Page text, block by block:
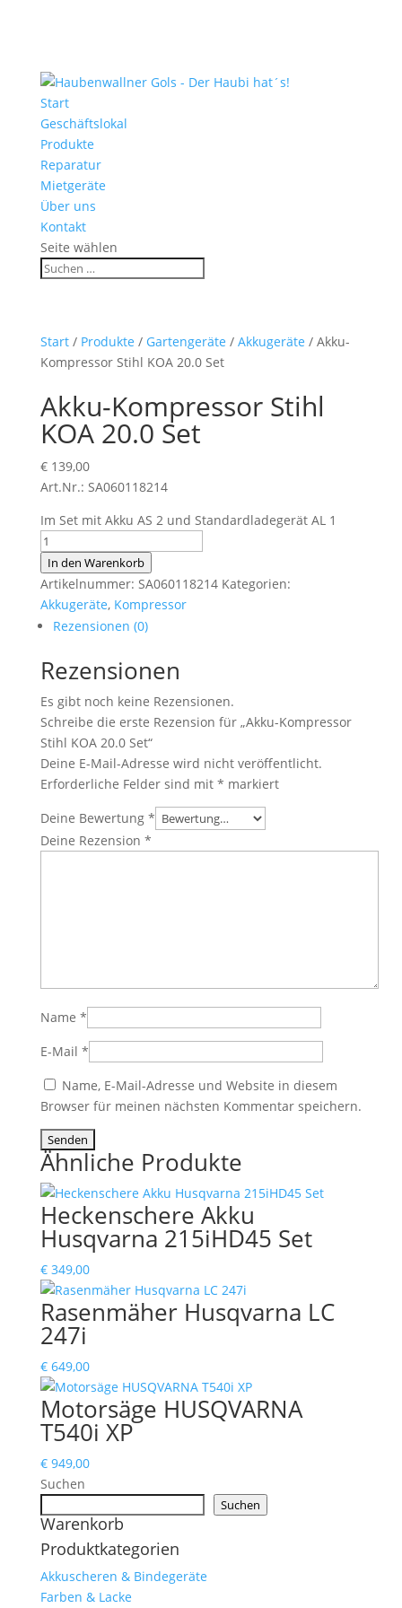
Start
Geschäftslokal
Produkte
Reparatur
Mietgeräte
Über uns
Kontakt
Seite wählen
Start/ Produkte / Gartengeräte / Akkugeräte / Akku-
Kompressor Stihl KOA 20.0 Set
Akku-Kompressor Stihl
KOA 20.0 Set
€139,00
Art.Nr.: SA060118214
Im Set mit Akku AS 2 und Standardladegerät AL 1
Akku-
Kompressor
Stihl
KOA
20.0
Menge
In den Warenkorb
Artikelnummer: SA060118214 Kategorien:
Akkugeräte, Kompressor
Rezensionen (0)
Rezensionen
Es gibt noch keine Rezensionen.
Schreibe die erste Rezension für „Akku-Kompressor
Stihl KOA 20.0 Set“
Deine E-Mail-Adresse wird nicht veröffentlicht.
Erforderliche Felder sind mit * markiert
Deine Bewertung *
Deine Rezension *
Name *
E-Mail *
Name, E-Mail-Adresse und Website in diesem
Browser für meinen nächsten Kommentar speichern.
Ähnliche Produkte
Heckenschere Akku
Husqvarna 215iHD45 Set
€349,00
Rasenmäher Husqvarna LC
247i
€649,00
Motorsäge HUSQVARNA
T540i XP
€949,00
Suchen
Suchen
Warenkorb
Produktkategorien
Akkuscheren & Bindegeräte
Farben & Lacke